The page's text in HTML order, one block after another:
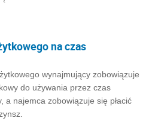
na czas
wynajmujący zobowiązuje
do używania przez czas
a najemca zobowiązuje się płacić